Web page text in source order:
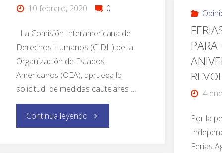
10 febrero, 2020 0
La Comisión Interamericana de
Derechos Humanos (CIDH) de la
Organización de Estados
Americanos (OEA), aprueba la
solicitud de medidas cautelares …
Continua leyendo
PARA
4
Por la
Ferias